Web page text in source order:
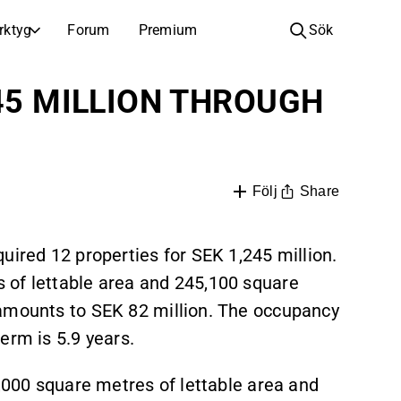
Forum Premium
Bolag
Nya noteringar och kommande börsintroduktioner
Årsstämmor
Datum för årsstämmor och aktieägarinformation
Analysskola
Guider och lektioner för att öka din investeringskunskap
Investeringskunskap för alla nivåer, från första stegen till avancerade portföljstrategier.
Sök
MILLION THROUGH
Följ Share
12 properties for SEK 1,245 million.
lettable area and 245,100 square
to SEK 82 million. The occupancy
is 5.9 years.
square metres of lettable area and